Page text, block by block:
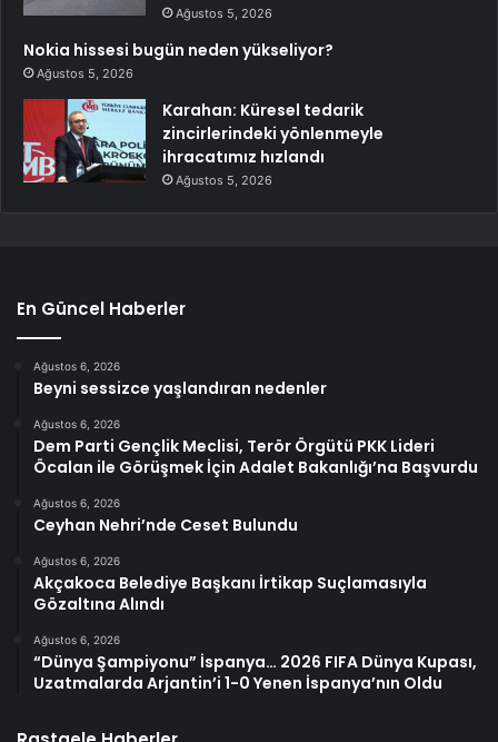
Ağustos 5, 2026
Nokia hissesi bugün neden yükseliyor?
Ağustos 5, 2026
Karahan: Küresel tedarik
zincirlerindeki yönlenmeyle
ihracatımız hızlandı
Ağustos 5, 2026
En Güncel Haberler
Ağustos 6, 2026
Beyni sessizce yaşlandıran nedenler
Ağustos 6, 2026
Dem Parti Gençlik Meclisi, Terör Örgütü PKK Lideri
Öcalan ile Görüşmek İçin Adalet Bakanlığı’na Başvurdu
Ağustos 6, 2026
Ceyhan Nehri’nde Ceset Bulundu
Ağustos 6, 2026
Akçakoca Belediye Başkanı İrtikap Suçlamasıyla
Gözaltına Alındı
Ağustos 6, 2026
“Dünya Şampiyonu” İspanya… 2026 FIFA Dünya Kupası,
Uzatmalarda Arjantin’i 1-0 Yenen İspanya’nın Oldu